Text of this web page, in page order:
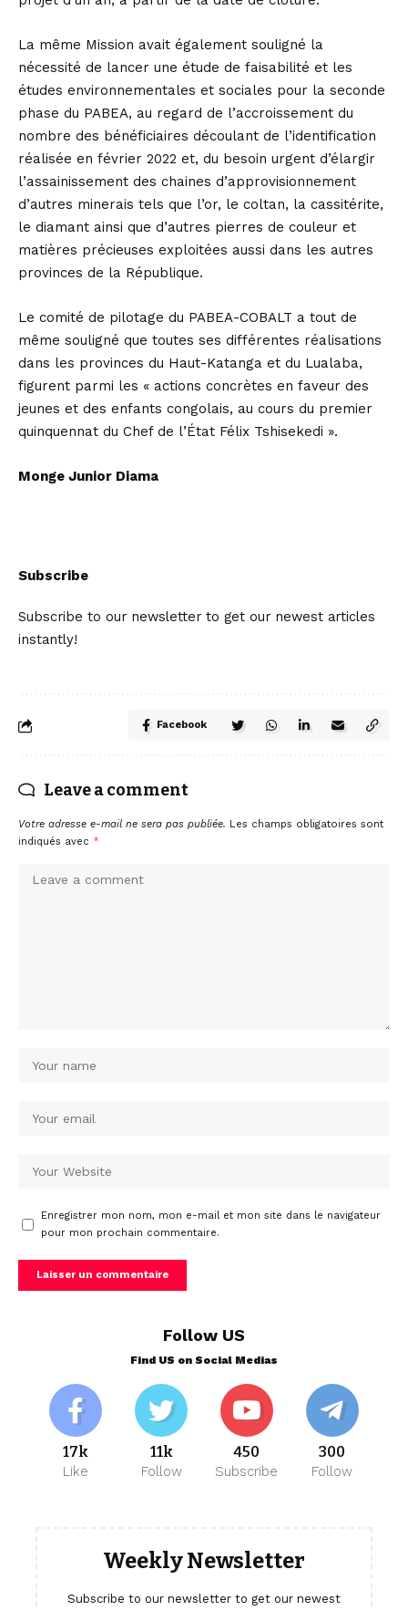
La même Mission avait également souligné la
nécessité de lancer une étude de faisabilité et les
études environnementales et sociales pour la seconde
phase du PABEA, au regard de l’accroissement du
nombre des bénéficiaires découlant de l’identification
réalisée en février 2022 et, du besoin urgent d’élargir
l’assainissement des chaines d’approvisionnement
d’autres minerais tels que l’or, le coltan, la cassitérite,
le diamant ainsi que d’autres pierres de couleur et
matières précieuses exploitées aussi dans les autres
provinces de la République.
Le comité de pilotage du PABEA-COBALT a tout de
même souligné que toutes ses différentes réalisations
dans les provinces du Haut-Katanga et du Lualaba,
figurent parmi les « actions concrètes en faveur des
jeunes et des enfants congolais, au cours du premier
quinquennat du Chef de l’État Félix Tshisekedi ».
Monge Junior Diama
Subscribe
Subscribe to our newsletter to get our newest articles
instantly!
Facebook
Leave a comment
Votre adresse e-mail ne sera pas publiée. Les champs obligatoires sont
indiqués avec *
Enregistrer mon nom, mon e-mail et mon site dans le navigateur
pour mon prochain commentaire.
Follow US
Find US on Social Medias
17k
Like
11k
Follow
450
Subscribe
300
Follow
Weekly Newsletter
Subscribe to our newsletter to get our newest